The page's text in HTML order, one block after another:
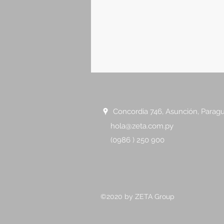
Concordia 746, Asunción,
hola@zeta.com.py
(0986 ) 250 900
©2020 by ZETA Group